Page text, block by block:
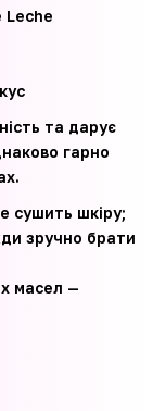
Leche
та дарує
гарно
сушить шкіру;
зручно брати
масел —